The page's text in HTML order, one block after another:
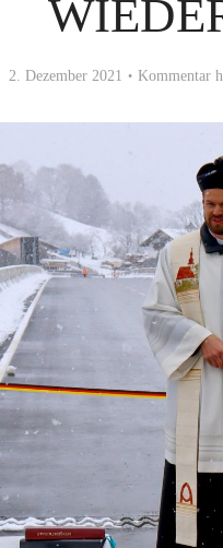
2. Dezember 2021 Kommentar